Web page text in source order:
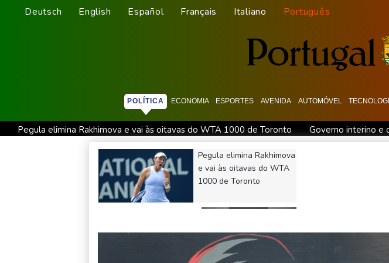
Deutsch English Español Français Italiano Português
POLÍTICA ECONOMIA ESPORTES AVENIDA AUTOMÓVEL
Pegula elimina Rakhimova e vai às oitavas do WTA 1000 de Toronto
Governo interino e
PSG anuncia contratação do meia-atacante Maghnes Akliouche
Ex-Inter, Enner Valencia é anunciado pelo Boca Juniors
EUA saúdam chegada de
França anuncia caso de hantavírus da cepa Andes em turista franco-argentino
Autoridades registram um caso de sarampo em parque da Universal Studios na Califórnia
Pegula elimina Rakhimova
e vai às oitavas do WTA
1000 de Toronto